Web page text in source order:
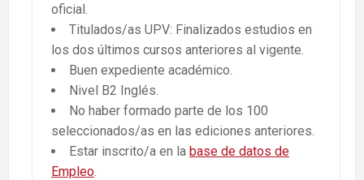
oficial.
Titulados/as UPV: Finalizados estudios en
los dos últimos cursos anteriores al vigente.
Buen expediente académico.
Nivel B2 Inglés.
No haber formado parte de los 100
seleccionados/as en las ediciones anteriores.
Estar inscrito/a en la base de datos de
Empleo